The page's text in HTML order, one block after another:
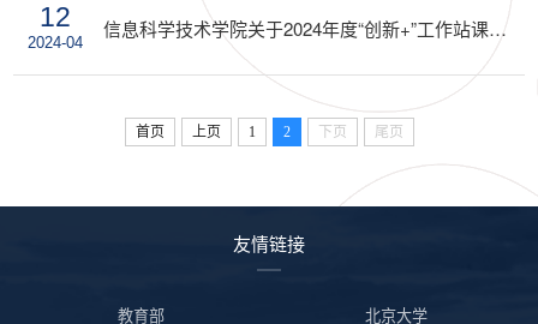
12
2024-04
信息科学技术学院关于2024年度“创新+”工作站课题申请的通知
首页 上页 1 2 下页 尾页
友情链接
教育部 北京大学